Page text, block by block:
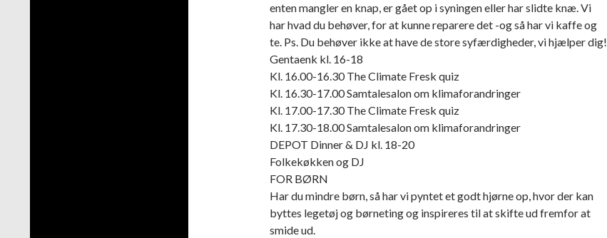
enten mangler en knap, er gået op i syningen eller har slidte knæ. Vi
har hvad du behøver, for at kunne reparere det -og så har vi kaffe og
te. Ps. Du behøver ikke at have de store syfærdigheder, vi hjælper dig!
Gentaenk kl. 16-18
Kl. 16.00-16.30 The Climate Fresk quiz
Kl. 16.30-17.00 Samtalesalon om klimaforandringer
Kl. 17.00-17.30 The Climate Fresk quiz
Kl. 17.30-18.00 Samtalesalon om klimaforandringer
DEPOT Dinner & DJ kl. 18-20
Folkekøkken og DJ
FOR BØRN
Har du mindre børn, så har vi pyntet et godt hjørne op, hvor der kan
byttes legetøj og børneting og inspireres til at skifte ud fremfor at
smide ud.